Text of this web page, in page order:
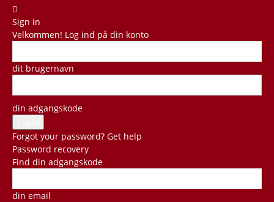
Sign in
Velkommen! Log ind på din konto
dit brugernavn
din adgangskode
Forgot your password? Get help
Password recovery
Find din adgangskode
din email